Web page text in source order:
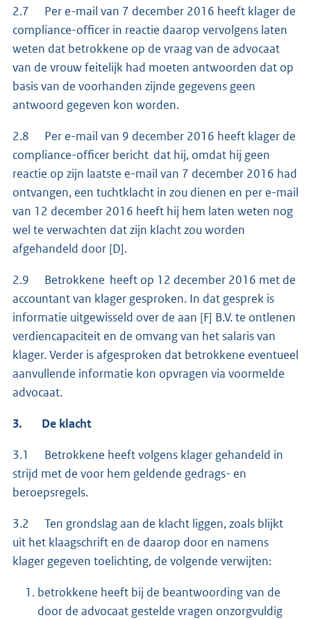
2.7 Per e-mail van 7 december 2016 heeft klager de
compliance-officer in reactie daarop vervolgens laten
weten dat betrokkene op de vraag van de advocaat
van de vrouw feitelijk had moeten antwoorden dat op
basis van de voorhanden zijnde gegevens geen
antwoord gegeven kon worden.
2.8 Per e-mail van 9 december 2016 heeft klager de
compliance-officer bericht dat hij, omdat hij geen
reactie op zijn laatste e-mail van 7 december 2016 had
ontvangen, een tuchtklacht in zou dienen en per e-mail
van 12 december 2016 heeft hij hem laten weten nog
wel te verwachten dat zijn klacht zou worden
afgehandeld door [D].
2.9 Betrokkene heeft op 12 december 2016 met de
accountant van klager gesproken. In dat gesprek is
informatie uitgewisseld over de aan [F] B.V. te ontlenen
verdiencapaciteit en de omvang van het salaris van
klager. Verder is afgesproken dat betrokkene eventueel
aanvullende informatie kon opvragen via voormelde
advocaat.
3. De klacht
3.1 Betrokkene heeft volgens klager gehandeld in
strijd met de voor hem geldende gedrags- en
beroepsregels.
3.2 Ten grondslag aan de klacht liggen, zoals blijkt
uit het klaagschrift en de daarop door en namens
klager gegeven toelichting, de volgende verwijten:
betrokkene heeft bij de beantwoording van de
door de advocaat gestelde vragen onzorgvuldig